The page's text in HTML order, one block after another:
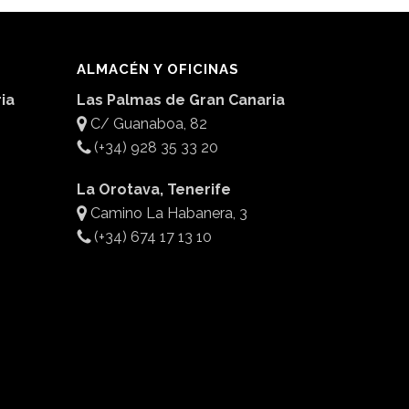
ALMACÉN Y OFICINAS
Las Palmas de Gran Canaria
C/ Guanaboa, 82
(+34) 928 35 33 20
La Orotava, Tenerife
Camino La Habanera, 3
(+34) 674 17 13 10